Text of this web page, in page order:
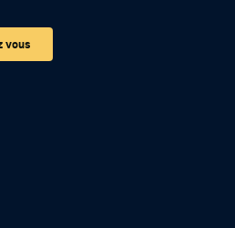
vous